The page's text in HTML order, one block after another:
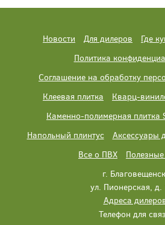
Новости Для дилеров Где
Политика
Соглашение на обработку
Клеевая плитка
Кварц-
Каменно-полимерная плитка
Напольный плинтус
Аксессуары
Все о ПВХ
Полезные
г.
ул. Пионерская,
Адреса
Телефон для